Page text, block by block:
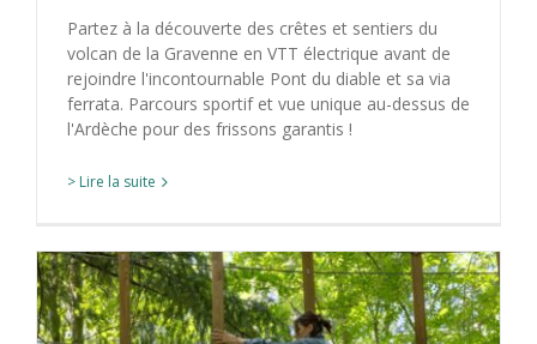
Partez à la découverte des crêtes et sentiers du
volcan de la Gravenne en VTT électrique avant de
rejoindre l'incontournable Pont du diable et sa via
ferrata. Parcours sportif et vue unique au-dessus de
l'Ardèche pour des frissons garantis !
> Lire la suite